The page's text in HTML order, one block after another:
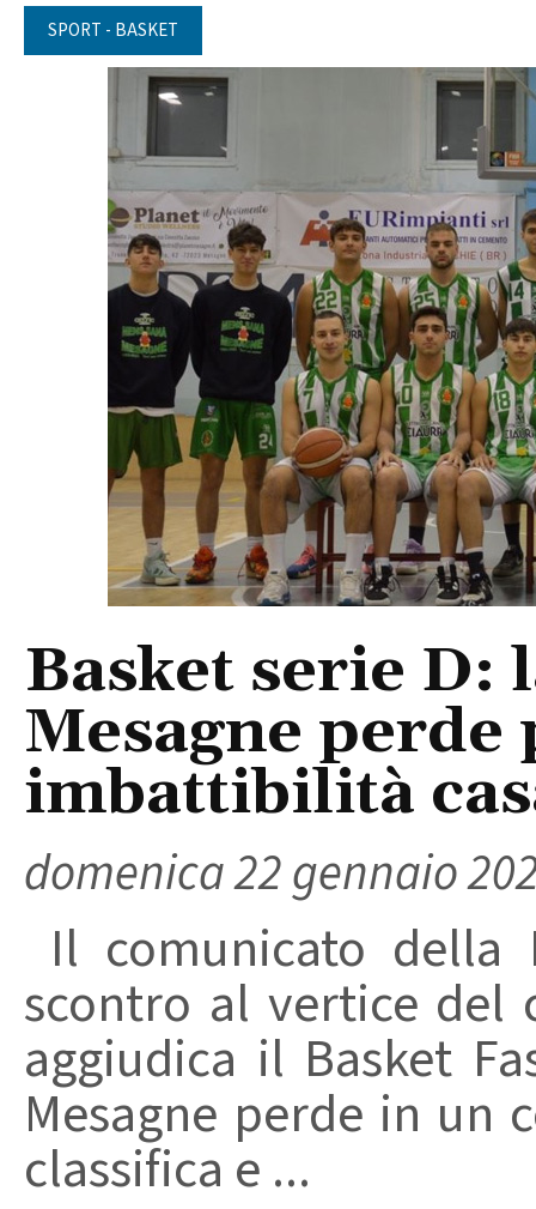
SPORT - BASKET
Basket serie D:
Mesagne perde
imbattibilità
domenica 22 gennaio
Il comunicato della
scontro al vertice del
aggiudica il Basket
Mesagne perde in
classifica e ...